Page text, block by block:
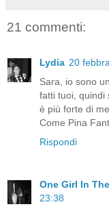
21 commenti:
Lydia 20
Sara, io sono
fatti tuoi, quindi
è più forte di
Come Pina
Rispondi
One Girl In
23:38